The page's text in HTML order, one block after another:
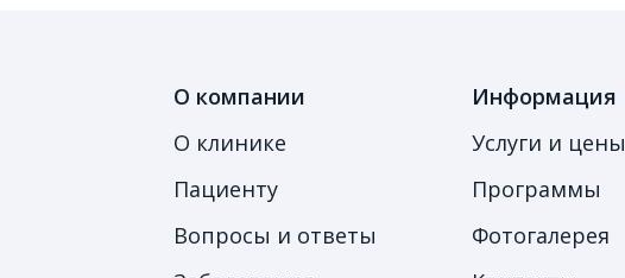
О компании
О клинике
Пациенту
Вопросы и ответы
Информация
Услуги и цены
Программы
Фотогалерея